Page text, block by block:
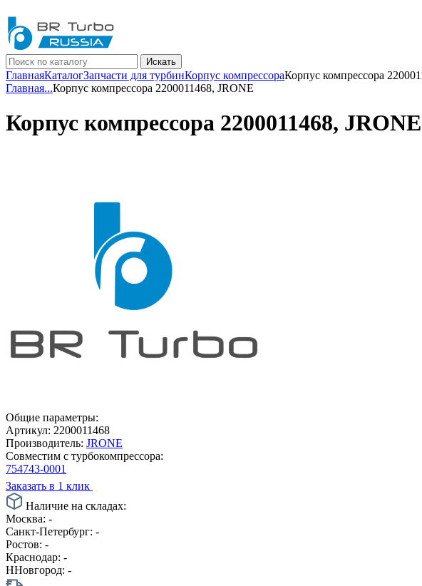
Искать
ГлавнаяКаталогЗапчасти для турбинКорпус компрессораКорпус компрессора
Главная...Корпус компрессора 2200011468, JRONE
Корпус компрессора 2200011468, JRONE
Общие параметры:
Артикул: 2200011468
Производитель: JRONE
Совместим с турбокомпрессора:
754743-0001
Заказать в 1 клик
Наличие на складах:
Москва: -
Санкт-Петербург: -
Ростов: -
Краснодар: -
ННовгород: -